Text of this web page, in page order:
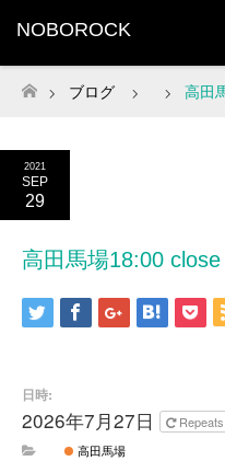
NOBOROCK
ホーム
ブログ 高田
2021
SEP
29
高田馬場18:00 close
日時:
2026年7月27日
Repeats
高田馬場